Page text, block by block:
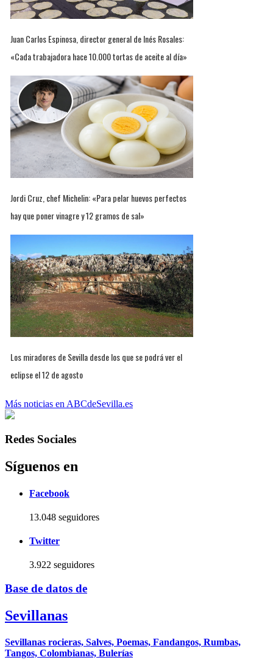
Juan Carlos Espinosa, director general de Inés Rosales:
«Cada trabajadora hace 10.000 tortas de aceite al día»
Jordi Cruz, chef Michelin: «Para pelar huevos perfectos
hay que poner vinagre y 12 gramos de sal»
Los miradores de Sevilla desde los que se podrá ver el
eclipse el 12 de agosto
Más noticias en ABCdeSevilla.es
Redes Sociales
Síguenos en
Facebook
13.048 seguidores
Twitter
3.922 seguidores
Base de datos de
Sevillanas
Sevillanas rocieras, Salves, Poemas, Fandangos, Rumbas,
Tangos, Colombianas, Bulerías